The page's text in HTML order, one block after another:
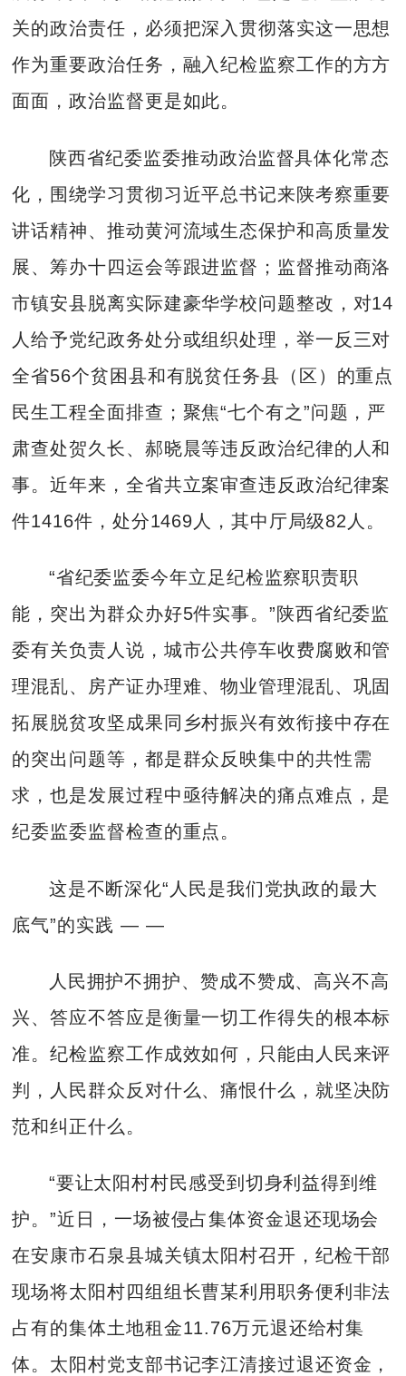
关的政治责任，必须把深入贯彻落实这一思想
作为重要政治任务，融入纪检监察工作的方方
面面，政治监督更是如此。
陕西省纪委监委推动政治监督具体化常态
化，围绕学习贯彻习近平总书记来陕考察重要
讲话精神、推动黄河流域生态保护和高质量发
展、筹办十四运会等跟进监督；监督推动商洛
市镇安县脱离实际建豪华学校问题整改，对14
人给予党纪政务处分或组织处理，举一反三对
全省56个贫困县和有脱贫任务县（区）的重点
民生工程全面排查；聚焦“七个有之”问题，严
肃查处贺久长、郝晓晨等违反政治纪律的人和
事。近年来，全省共立案审查违反政治纪律案
件1416件，处分1469人，其中厅局级82人。
“省纪委监委今年立足纪检监察职责职
能，突出为群众办好5件实事。”陕西省纪委监
委有关负责人说，城市公共停车收费腐败和管
理混乱、房产证办理难、物业管理混乱、巩固
拓展脱贫攻坚成果同乡村振兴有效衔接中存在
的突出问题等，都是群众反映集中的共性需
求，也是发展过程中亟待解决的痛点难点，是
纪委监委监督检查的重点。
这是不断深化“人民是我们党执政的最大
底气”的实践 — —
人民拥护不拥护、赞成不赞成、高兴不高
兴、答应不答应是衡量一切工作得失的根本标
准。纪检监察工作成效如何，只能由人民来评
判，人民群众反对什么、痛恨什么，就坚决防
范和纠正什么。
“要让太阳村村民感受到切身利益得到维
护。”近日，一场被侵占集体资金退还现场会
在安康市石泉县城关镇太阳村召开，纪检干部
现场将太阳村四组组长曹某利用职务便利非法
占有的集体土地租金11.76万元退还给村集
体。太阳村党支部书记李江清接过退还资金，